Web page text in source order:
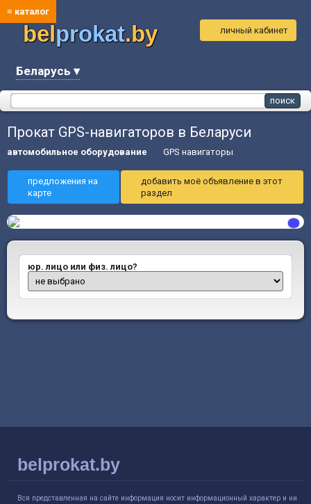
≡ каталог
belprokat.by
Беларусь ▾
личный кабинет
Прокат GPS-навигаторов в Беларуси
автомобильное оборудование GPS навигаторы
предложения на
карте
добавить моё объявление в этот
раздел
юр. лицо или физ. лицо?
belprokat.by
Вся представленная на сайте информация носит информационный характер и ни